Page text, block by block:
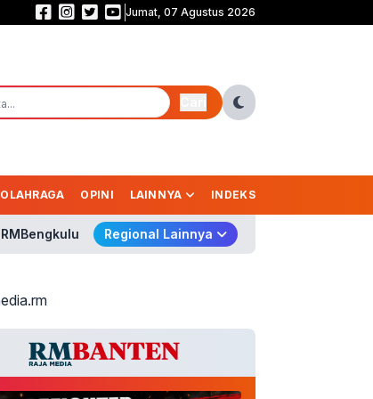
995 Senjata Api Ditemukan di Sekolah, TB Hasanuddin: Usut
Jumat, 07 Agustus 2026
OLAHRAGA OPINI LAINNYA INDEKS
RMBengkulu Regional Lainnya